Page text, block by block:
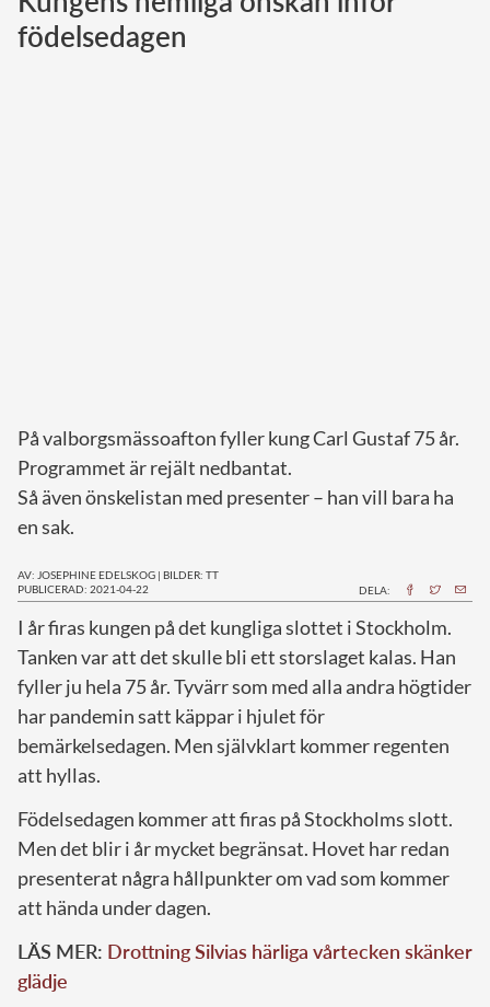
Norska kungahuset
födelsedagen
På valborgsmässoafton fyller kung Carl Gustaf 75 år.
Programmet är rejält nedbantat.
Så även önskelistan med presenter – han vill bara ha
en sak.
AV: JOSEPHINE EDELSKOG | BILDER: TT
PUBLICERAD: 2021-04-22
DELA:
I år firas kungen på det kungliga slottet i Stockholm.
Tanken var att det skulle bli ett storslaget kalas. Han
fyller ju hela 75 år. Tyvärr som med alla andra högtider
har pandemin satt käppar i hjulet för
bemärkelsedagen. Men självklart kommer regenten
att hyllas.
Födelsedagen kommer att firas på Stockholms slott.
Men det blir i år mycket begränsat. Hovet har redan
presenterat några hållpunkter om vad som kommer
att hända under dagen.
LÄS MER: Drottning Silvias härliga vårtecken skänker
glädje